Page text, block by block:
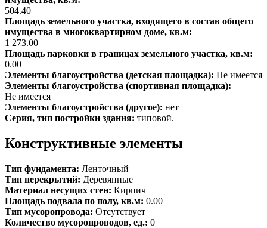
504.40
Площадь земельного участка, входящего в состав общего
имущества в многоквартирном доме, кв.м:
1 273.00
Площадь парковки в границах земельного участка, кв.м:
0.00
Элементы благоустройства (детская площадка): Не имеется
Элементы благоустройства (спортивная площадка):
Не имеется
Элементы благоустройства (другое): нет
Серия, тип постройки здания: типовой.
Конструктивные элементы
Тип фундамента: Ленточный
Тип перекрытий: Деревянные
Материал несущих стен: Кирпич
Площадь подвала по полу, кв.м: 0.00
Тип мусоропровода: Отсутствует
Количество мусоропроводов, ед.: 0